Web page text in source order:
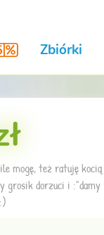
Zbiórki
mogę, też ratuję kocią
grosik dorzuci i :"damy